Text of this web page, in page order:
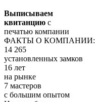
Выписываем
квитанцию с
печатью компании
ФАКТЫ О КОМПАНИИ:
14 265
установленных замков
16 лет
на рынке
7 мастеров
с большим опытом